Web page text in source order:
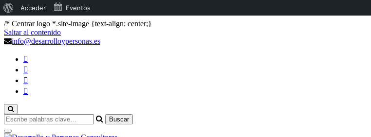
/* Centrar logo *.site-image {text-align: center;}
Acerca
de
WordPress
Acceder Eventos
Saltar al contenido
info@desarrolloypersonas.es
¿Buscas
algo?